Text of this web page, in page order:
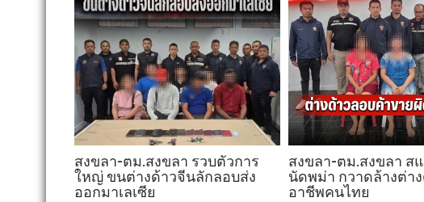
สงขลา-ตม.สงขลา รวบตัวการ
ใหญ่ ขนต่างด้าวจีนลักลอบส่ง
ออกมาเลเซีย
สงขลา-ตม.สงขลา ส
นัดพม่า กวาดล้างต่า
อาชีพคนไทย